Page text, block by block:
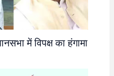
में विपक्ष का हंगामा